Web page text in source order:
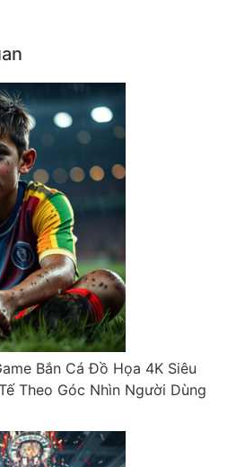
Bắn Cá Đồ Họa 4K Siêu
Theo Góc Nhìn Người Dùng